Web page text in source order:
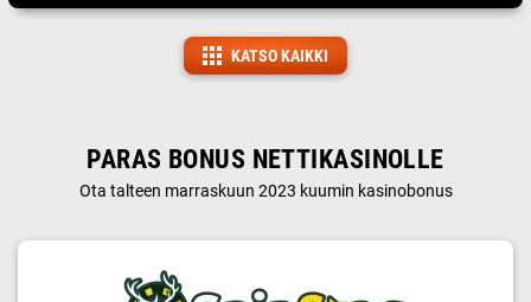
KATSO KAIKKI
PARAS BONUS NETTIKASINOLLE
Ota talteen marraskuun 2023 kuumin kasinobonus